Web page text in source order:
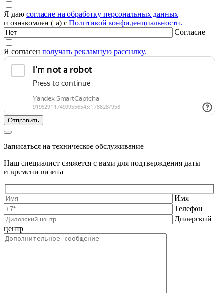
Я даю согласие на обработку персональных данных
и ознакомлен (-а) с Политикой конфиденциальности.
Согласие
Я согласен получать рекламную рассылку.
Записаться на техническое обслуживание
Наш специалист свяжется с вами для подтверждения даты
и времени визита
Имя
Телефон
Дилерский
центр